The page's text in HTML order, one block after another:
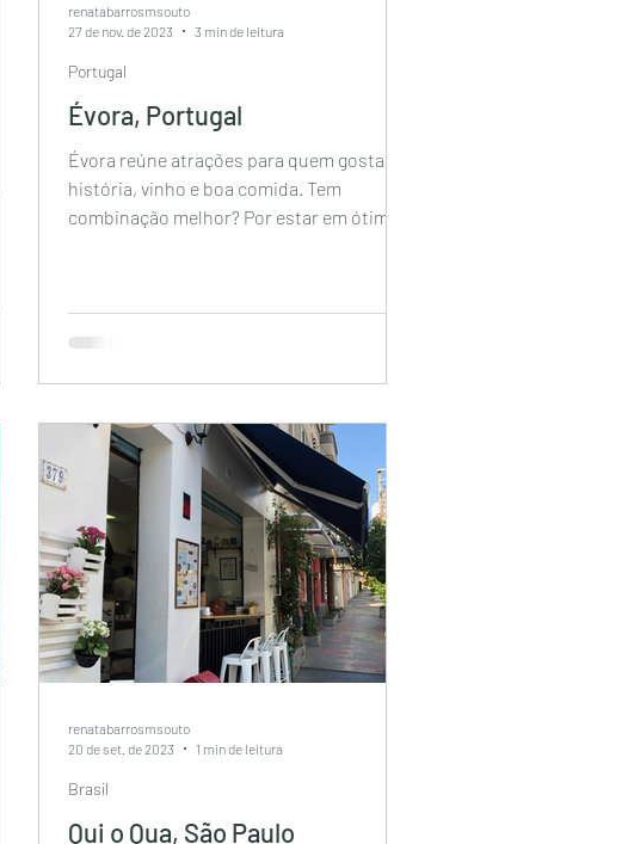
Évora, Portugal
Évora reúne atrações para quem gosta de
história, vinho e boa comida. Tem
combinação melhor? Por estar em ótima
Portugal
renatabarrosmsouto
27 de nov. de 2023
3 min de leitura
Qui o Qua, São Paulo
Brasil
renatabarrosmsouto
20 de set. de 2023
1 min de leitura